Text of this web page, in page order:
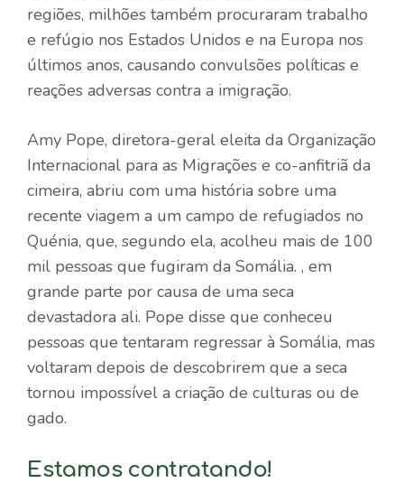
regiões, milhões também procuraram trabalho
e refúgio nos Estados Unidos e na Europa nos
últimos anos, causando convulsões políticas e
reações adversas contra a imigração.
Amy Pope, diretora-geral eleita da Organização
Internacional para as Migrações e co-anfitriã da
cimeira, abriu com uma história sobre uma
recente viagem a um campo de refugiados no
Quénia, que, segundo ela, acolheu mais de 100
mil pessoas que fugiram da Somália. , em
grande parte por causa de uma seca
devastadora ali. Pope disse que conheceu
pessoas que tentaram regressar à Somália, mas
voltaram depois de descobrirem que a seca
tornou impossível a criação de culturas ou de
gado.
Estamos contratando!